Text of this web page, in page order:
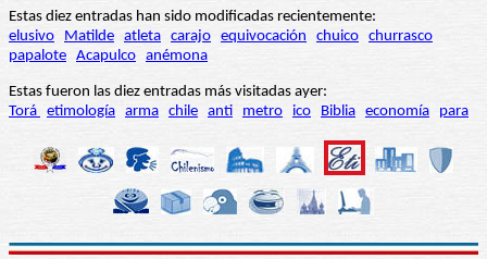
Estas diez entradas han sido modificadas recientemente:
elusivo
Matilde atleta carajo equivocación chuico churrasco
papalote Acapulco anémona
Estas fueron las diez entradas más visitadas ayer:
Torá etimología arma chile anti metro ico Biblia economía para